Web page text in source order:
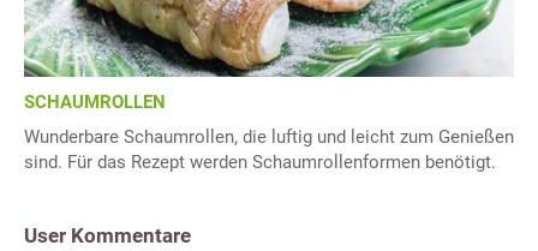
SCHAUMROLLEN
Wunderbare Schaumrollen, die luftig und leicht zum Genießen
sind. Für das Rezept werden Schaumrollenformen benötigt.
User Kommentare